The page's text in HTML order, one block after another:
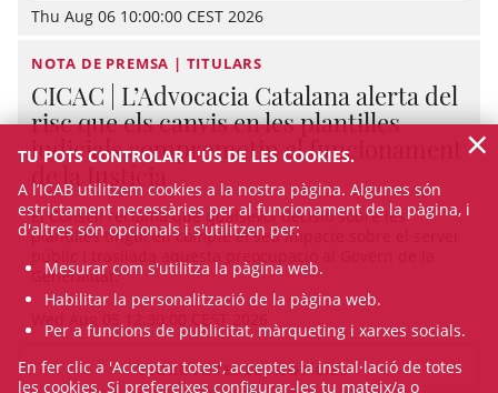
Thu Aug 06 10:00:00 CEST 2026
NOTA DE PREMSA | TITULARS
CICAC | L’Advocacia Catalana alerta del
risc que els canvis en les plantilles
judicials comprometin el funcionament
de la Justícia
El Consell reclama que qualsevol decisió sobre les
plantilles tingui en compte el seu impacte sobre el servei
Generalitat.
Wed Aug 05 12:30:00 CEST 2026
VEURE TOTES LES NOTÍCIES
TU POTS CONTROLAR L'ÚS DE LES COOKIES.
A l’ICAB utilitzem cookies a la nostra pàgina. Algunes són
estrictament necessàries per al funcionament de la pàgina, i
d'altres són opcionals i s'utilitzen per:
Mesurar com s'utilitza la pàgina web.
Habilitar la personalització de la pàgina web.
Per a funcions de publicitat, màrqueting i xarxes socials.
En fer clic a 'Acceptar totes', acceptes la instal·lació de totes
les cookies. Si prefereixes configurar-les tu mateix/a o
×